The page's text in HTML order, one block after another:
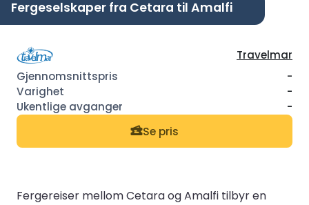
Fergeselskaper fra Cetara til Amalfi
Travelmar
-
-
-
Se pris
Fergereiser mellom Cetara og Amalfi tilbyr en